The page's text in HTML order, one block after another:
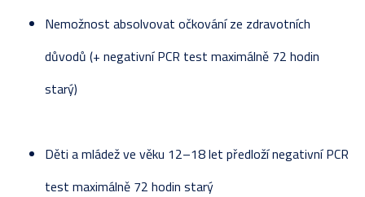
Nemožnost absolvovat očkování ze zdravotních
důvodů (+ negativní PCR test maximálně 72 hodin
starý)
Děti a mládež ve věku 12–18 let předloží negativní PCR
test maximálně 72 hodin starý